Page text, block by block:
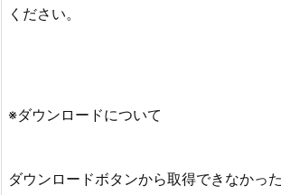
ください。
※ダウンロードについて
ダウンロードボタンから取得できなかっ